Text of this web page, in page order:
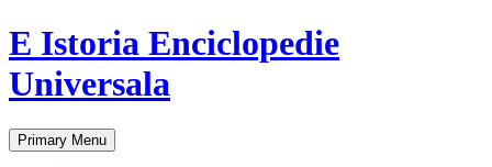
E Istoria Enciclopedie
Universala
Search
Primary Menu Skip
to